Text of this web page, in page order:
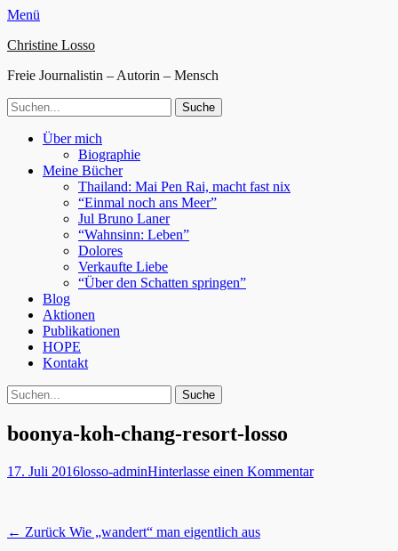
Menü
Christine Losso
Freie Journalistin – Autorin – Mensch
Suche
nach:
Primäres
Menü
Zum
springen
Über mich
Biographie
Meine Bücher
Thailand: Mai Pen Rai, macht fast nix
“Einmal noch ans Meer”
Jul Bruno Laner
“Wahnsinn: Leben”
Dolores
Verkaufte Liebe
“Über den Schatten springen”
Blog
Aktionen
Publikationen
HOPE
Kontakt
Suchen
Suche
nach:
boonya-koh-chang-resort-losso
Veröffentlicht
17. Juli 2016Autor
losso-adminHinterlasse einen Kommentar
Beitragsnavigation
← Zurück Vorheriger
Wie „wandert“ man eigentlich aus